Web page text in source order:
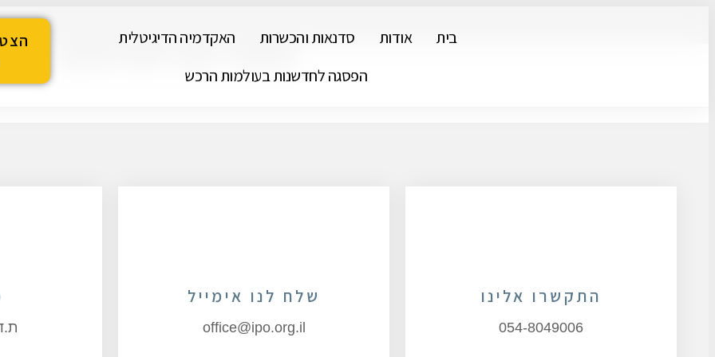
בית אודות סדנאות והכשרות
האקדמיה הדיגיטלית
הפסגה לחדשנות בעולמות הרכש
אנחנו כאן לשרותכם
התקשרו אלינו
054-8049006
שלח לנו אימייל
office@ipo.org.il ת.ד 546 תל